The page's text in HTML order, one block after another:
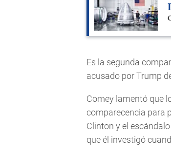
Es la segunda
acusado por Trump
Comey lamentó que
comparecencia para
Clinton y el
que él investigó